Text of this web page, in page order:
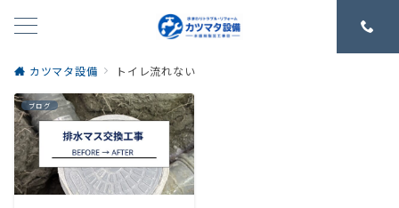
カツマタ設備 トイレ流れない
ブログ